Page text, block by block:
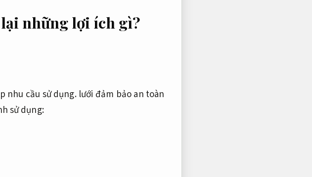
những lợi ích gì?
nhu cầu sử dụng.lưới đảm bảo an toàn
sử dụng: